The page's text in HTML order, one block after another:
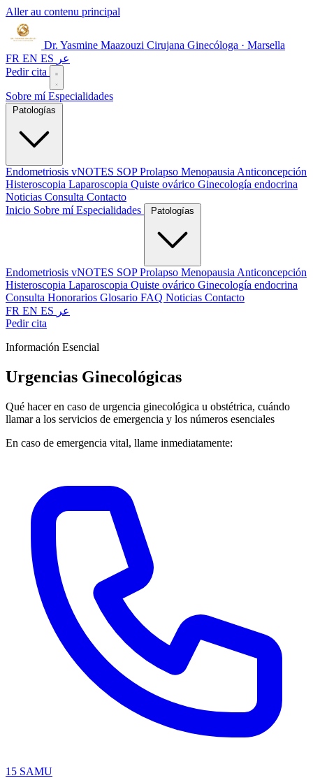
Aller au contenu principal
Dr. Yasmine Maazouzi Cirujana Ginecóloga · Marsella
FR EN ES عر
Pedir cita
Sobre míEspecialidades
Endometriosis vNOTES SOPProlapso Menopausia Anticoncepción
Histeroscopia Laparoscopia Quiste ovárico Ginecología endocrina
Noticias Consulta Contacto
Inicio Sobre míEspecialidades
Endometriosis vNOTES SOPProlapso Menopausia Anticoncepción
Histeroscopia Laparoscopia Quiste ovárico Ginecología endocrina
Consulta Honorarios Glosario FAQ Noticias Contacto
FR EN ES عر
Pedir cita
Información Esencial
Urgencias Ginecológicas
Qué hacer en caso de urgencia ginecológica u obstétrica, cuándo
llamar a los servicios de emergencia y los números esenciales
En caso de emergencia vital, llame inmediatamente:
15 SAMU